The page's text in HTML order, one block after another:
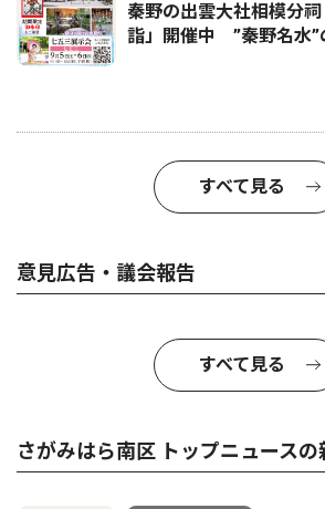
秦野の出雲大社相模分
詣」開催中 ”秦野名水”
すべて見る
意見広告・議会報告
すべて見る
さがみはら南区 トップニュースの